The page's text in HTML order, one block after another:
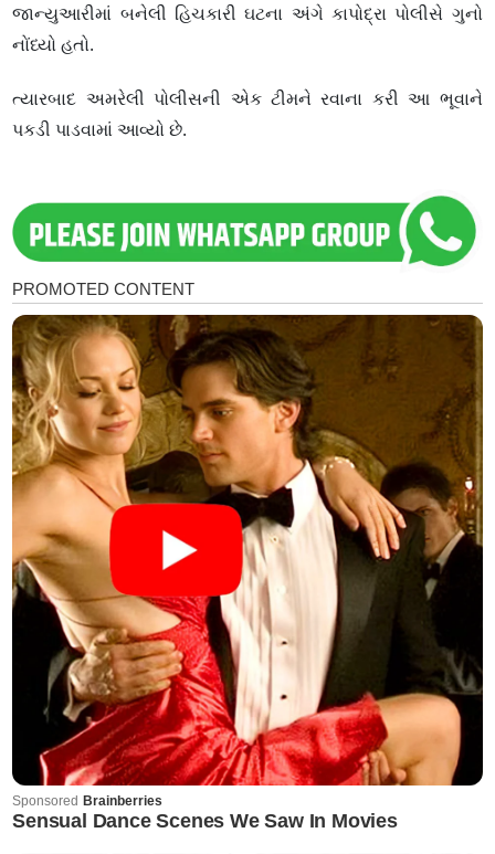
જાન્યુઆરીમાં બનેલી હિચકારી ઘટના અંગે કાપોદ્રા પોલીસે ગુનો
નોંધ્યો હતો.
ત્યારબાદ અમરેલી પોલીસની એક ટીમને રવાના કરી આ ભૂવાને
પકડી પાડવામાં આવ્યો છે.